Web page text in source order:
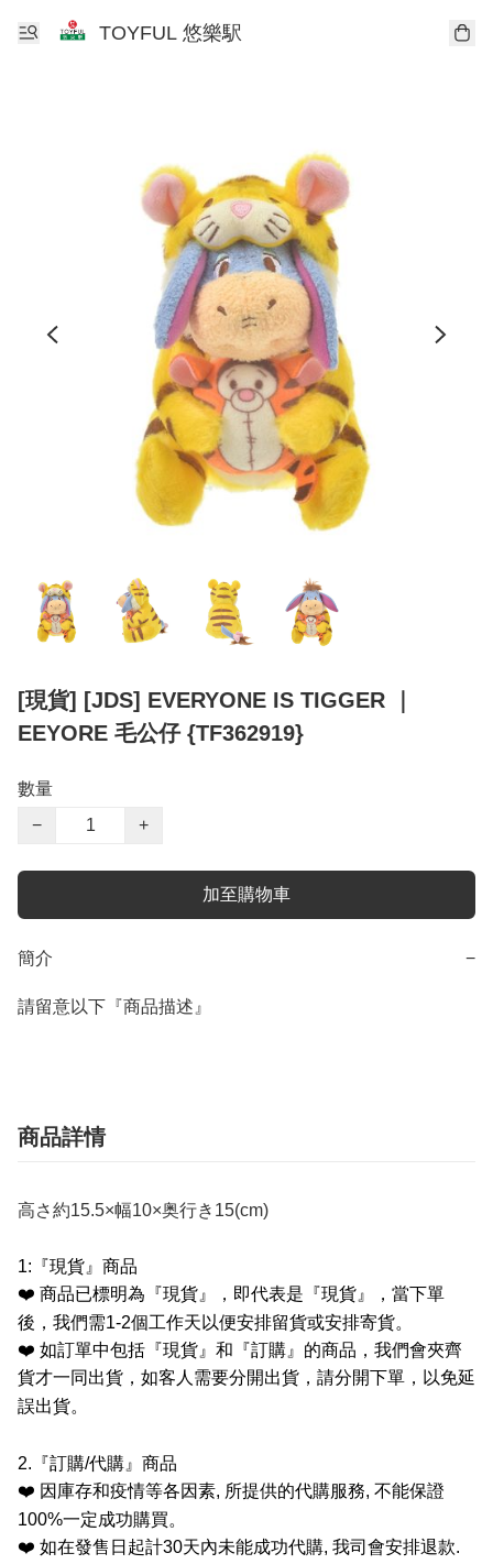
TOYFUL 悠樂駅
[現貨] [JDS] EVERYONE IS TIGGER ｜
EEYORE 毛公仔 {TF362919}
數量
−
+
加至購物車
簡介 −
請留意以下『商品描述』
商品詳情
高さ約15.5×幅10×奥行き15(cm)
1: 『現貨』商品
❤️ 商品已標明為『現貨』，即代表是『現貨』，當下單
後，我們需1-2個工作天以便安排留貨或安排寄貨。
❤️ 如訂單中包括『現貨』和『訂購』的商品，我們會夾齊
貨才一同出貨，如客人需要分開出貨，請分開下單，以免延
誤出貨。
2. 『訂購/代購』商品
❤️ 因庫存和疫情等各因素, 所提供的代購服務, 不能保證
100%一定成功購買。
❤️ 如在發售日起計30天內未能成功代購, 我司會安排退款.